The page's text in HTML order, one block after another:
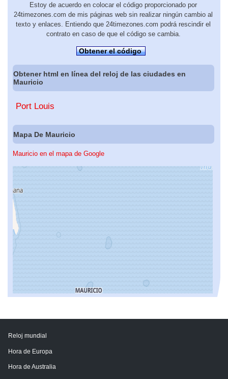
Estoy de acuerdo en colocar el código proporcionado por
24timezones.com de mis páginas web sin realizar ningún cambio al
texto y enlaces. Entiendo que 24timezones.com podrá rescindir el
contrato en caso de que el código se cambia.
Obtener el código
Obtener html en línea del reloj de las ciudades en
Mauricio
Port Louis
Mapa De Mauricio
Mauricio en el mapa de Google
Reloj mundial
Hora de Europa
Hora de Australia